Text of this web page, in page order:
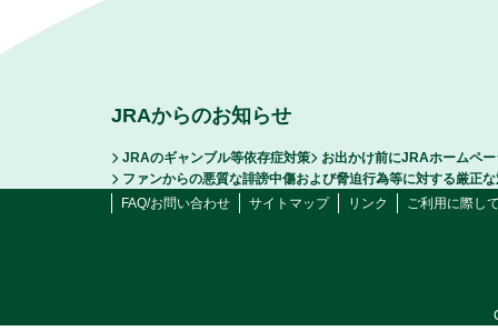
JRAからのお知らせ
JRAのギャンブル等依存症対策
お出かけ前にJRAホームペ
ファンからの悪質な誹謗中傷および脅迫行為等に対する厳正
FAQ/お問い合わせ
サイトマップ リンク ご利用に際し